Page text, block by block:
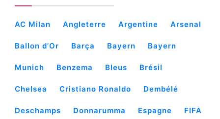
AC Milan Angleterre Argentine Arsenal
Ballon d’Or Barça Bayern Bayern
Munich Benzema Bleus Brésil
Chelsea Cristiano Ronaldo Dembélé
Deschamps Donnarumma Espagne FIFA